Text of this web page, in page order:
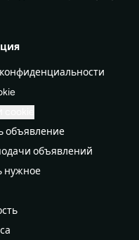
объявление
объявлений
нужное